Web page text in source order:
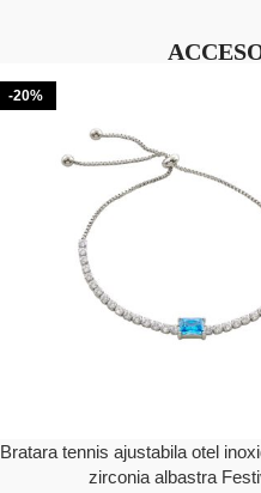
-20%
Bratara tennis ajustabila otel
zirconia albastra